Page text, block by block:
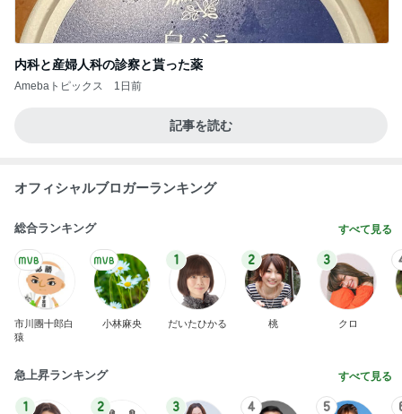
内科と産婦人科の診察と貰った薬
Amebaトピックス 1日前
記事を読む
オフィシャルブロガーランキング
総合ランキング すべて見る
市川團十郎白
猿
小林麻央
1
だいたひかる
2
桃
3
クロ
急上昇ランキング すべて見る
1 2 3 4 5